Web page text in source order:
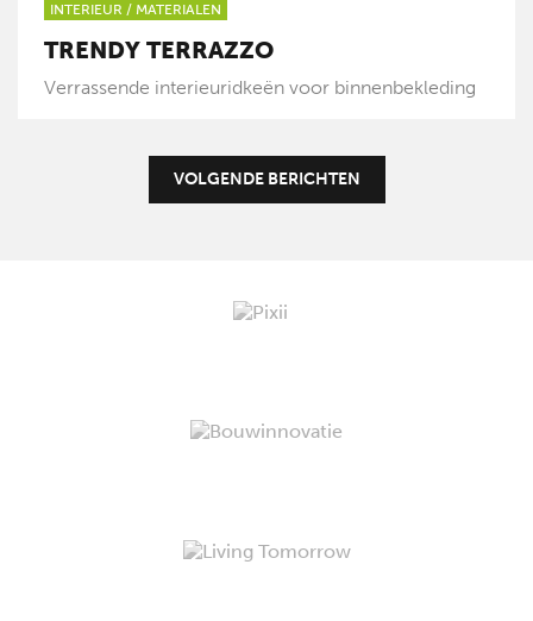
INTERIEUR / MATERIALEN
TRENDY TERRAZZO
Verrassende interieuridkeën voor binnenbekleding
VOLGENDE BERICHTEN